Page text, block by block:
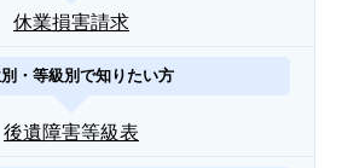
休業損害請求
・等級別で知りたい方
後遺障害等級表